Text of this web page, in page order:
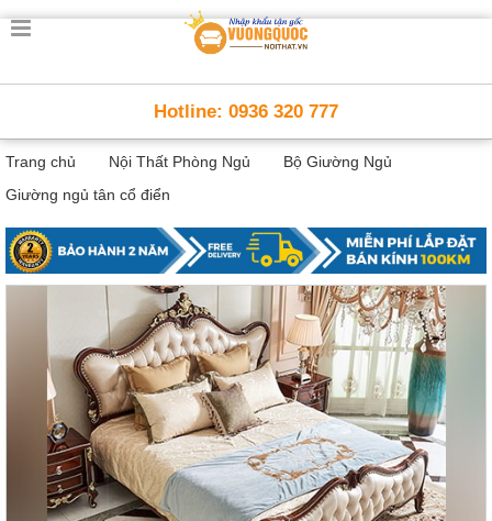
Trang
Thông
Minh
Nội
thất
minh
Nội
Nội
Thất
Hotline: 0936 320 777
Trang chủ Nội Thất Phòng Ngủ
Bộ Giường Ngủ
Giường ngủ tân cổ điển